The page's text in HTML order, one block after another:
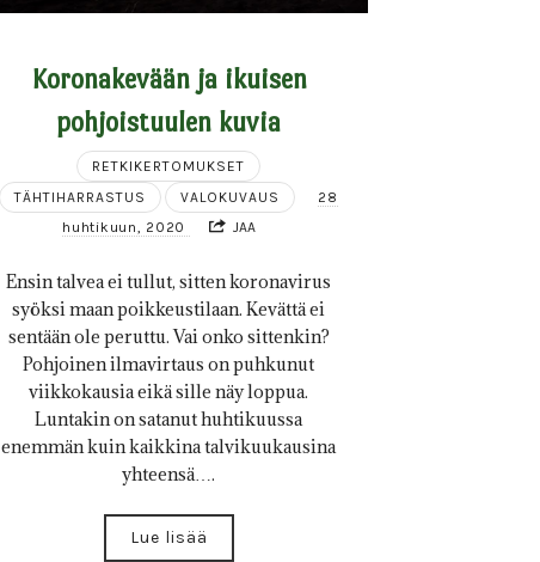
Koronakevään ja ikuisen
pohjoistuulen kuvia
RETKIKERTOMUKSET
TÄHTIHARRASTUS
VALOKUVAUS
28
huhtikuun, 2020
JAA
Ensin talvea ei tullut, sitten koronavirus
syöksi maan poikkeustilaan. Kevättä ei
sentään ole peruttu. Vai onko sittenkin?
Pohjoinen ilmavirtaus on puhkunut
viikkokausia eikä sille näy loppua.
Luntakin on satanut huhtikuussa
enemmän kuin kaikkina talvikuukausina
yhteensä….
Lue lisää